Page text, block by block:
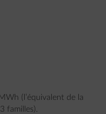
(l’équivalent de la
familles).